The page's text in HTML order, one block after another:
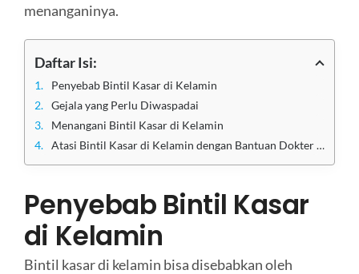
menanganinya.
Daftar Isi:
Penyebab Bintil Kasar di Kelamin
Gejala yang Perlu Diwaspadai
Menangani Bintil Kasar di Kelamin
Atasi Bintil Kasar di Kelamin dengan Bantuan Dokter Berpengalaman di Klinik Utama Sentosa
Penyebab Bintil Kasar
di Kelamin
Bintil kasar di kelamin bisa disebabkan oleh